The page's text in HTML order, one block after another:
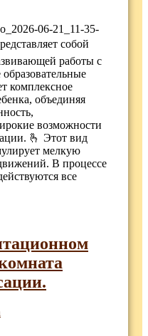
06-21_11-35-
собой
работы с
комплексное
объединяя
возможности
🫰 Этот вид
мелкую
В процессе
все